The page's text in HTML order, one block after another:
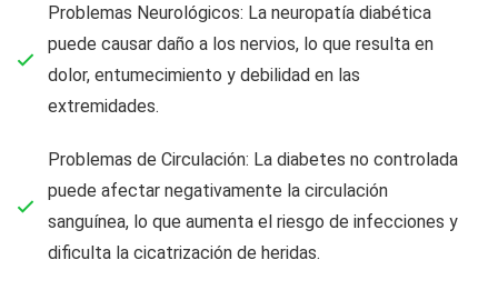
Problemas Neurológicos: La neuropatía diabética
puede causar daño a los nervios, lo que resulta en
dolor, entumecimiento y debilidad en las
extremidades.
Problemas de Circulación: La diabetes no controlada
puede afectar negativamente la circulación
sanguínea, lo que aumenta el riesgo de infecciones y
dificulta la cicatrización de heridas.